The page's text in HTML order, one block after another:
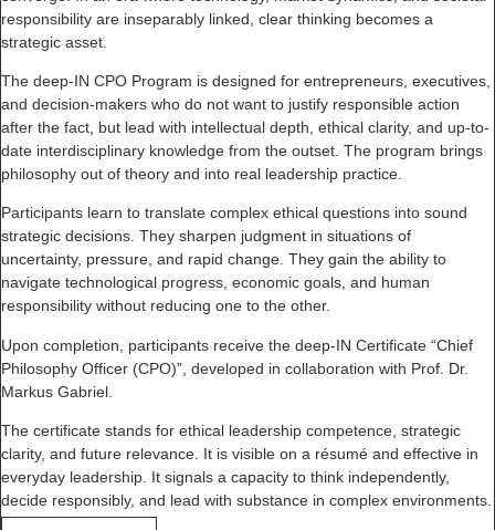
responsibility are inseparably linked, clear thinking becomes a
strategic asset.
The deep-IN CPO Program is designed for entrepreneurs, executives,
and decision-makers who do not want to justify responsible action
after the fact, but lead with intellectual depth, ethical clarity, and up-to-
date interdisciplinary knowledge from the outset. The program brings
philosophy out of theory and into real leadership practice.
Participants learn to translate complex ethical questions into sound
strategic decisions. They sharpen judgment in situations of
uncertainty, pressure, and rapid change. They gain the ability to
navigate technological progress, economic goals, and human
responsibility without reducing one to the other.
Upon completion, participants receive the deep-IN Certificate “Chief
Philosophy Officer (CPO)”, developed in collaboration with Prof. Dr.
Markus Gabriel.
The certificate stands for ethical leadership competence, strategic
clarity, and future relevance. It is visible on a résumé and effective in
everyday leadership. It signals a capacity to think independently,
decide responsibly, and lead with substance in complex environments.